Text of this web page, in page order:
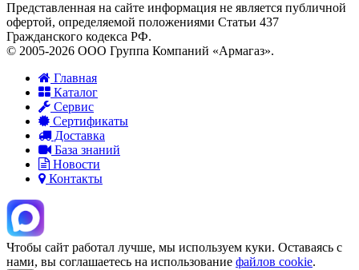
Представленная на сайте информация не является публичной
офертой, определяемой положениями Статьи 437
Гражданского кодекса РФ.
© 2005-2026 ООО Группа Компаний «Армагаз».
Главная
Каталог
Сервис
Сертификаты
Доставка
База знаний
Новости
Контакты
Чтобы сайт работал лучше, мы используем куки. Оставаясь с
нами, вы соглашаетесь на использование файлов cookie.